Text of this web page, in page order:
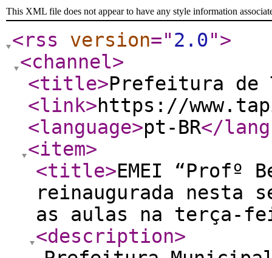
This XML file does not appear to have any style information
<rss version="2.0">
<channel>
<title>Prefeitura
<link>https://
<language>pt-BR</
<item>
<title>EMEI “Profº
reinaugurada nesta
as aulas na terça-
<description>